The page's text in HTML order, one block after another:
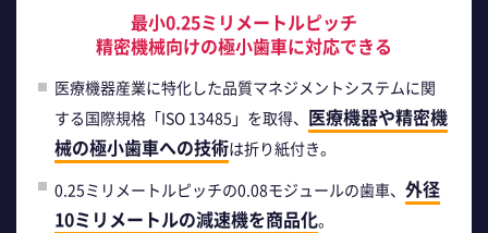
最小0.25ミリメートルピッチ
精密機械向けの極小歯車に対応できる
医療機器産業に特化した品質マネジメントシステムに関
する国際規格「ISO 13485」を取得、 医療機器や精密機
械の極小歯車への技術は折り紙付き。
0.25ミリメートルピッチの0.08モジュールの歯車、 外径
10ミリメートルの減速機を商品化。